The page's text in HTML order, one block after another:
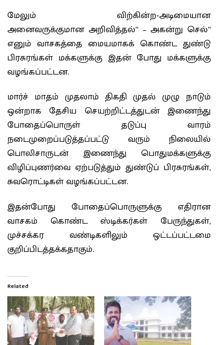
மேலும் விற்கின்ற-அடிமையான
அனைவருக்குமான அறிவித்தல்” – அகன்று செல்”
எனும் வாசகத்தை மையமாகக் கொண்ட துண்டு
பிரசுரங்கள் மக்களுக்கு இதன் போது மக்களுக்கு
வழங்கப்பட்டன.
மார்ச் மாதம் முதலாம் திகதி முதல் முழு நாடும்
ஒன்றாக தேசிய செயற்றிட்டத்துடன் இணைந்து
போதைப்பொருள் தடுப்பு வாரம்
நடைமுறைப்படுத்தப்பட்டு வரும் நிலையில்
பொலிசாருடன் இணைந்து பொதுமக்களுக்கு
விழிப்புணர்வை ஏற்படுத்தும் துண்டுப் பிரசுரங்கள்,
சுவரொட்டிகள் வழங்கப்பட்டன.
இதன்போது போதைப்பொருளுக்கு எதிரான
வாசகம் கொண்ட ஸ்டிக்கர்கள் பேருந்துகள்,
முச்சக்கர வண்டிகளிலும் ஒட்டப்பட்டமை
குறிப்பிடத்தக்கதாகும்.
Related